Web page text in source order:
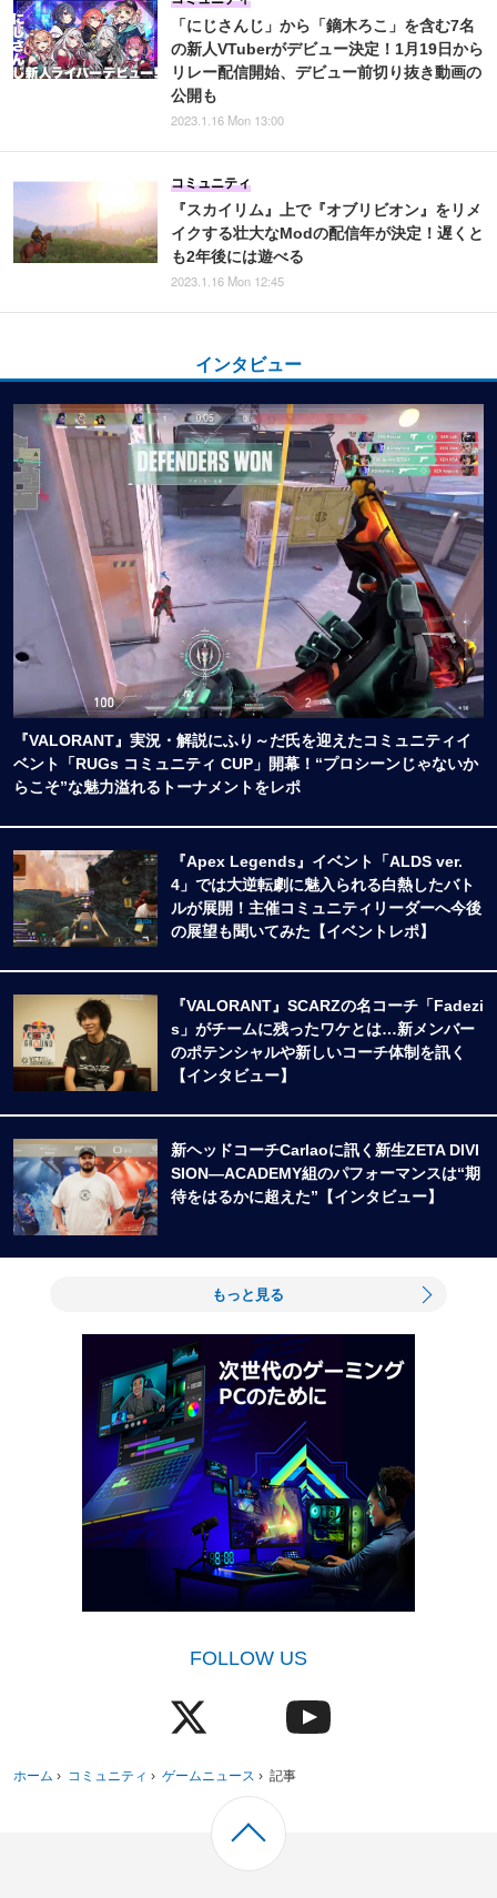
「にじさんじ」から「鏑木ろこ」を含む7名
の新人VTuberがデビュー決定！1月19日から
リレー配信開始、デビュー前切り抜き動画の
公開も
2023.1.16 Mon 13:00
『スカイリム』上で『オブリビオン』をリメ
イクする壮大なModの配信年が決定！遅くと
も2年後には遊べる
コミュニティ
2023.1.16 Mon 12:45
インタビュー
『VALORANT』実況・解説にふり～だ氏を迎えたコミュニティイ
ベント「RUGs コミュニティ CUP」開幕！“プロシーンじゃないか
らこそ”な魅力溢れるトーナメントをレポ
『Apex Legends』イベント「ALDS ver.
4」では大逆転劇に魅入られる白熱したバト
ルが展開！主催コミュニティリーダーへ今後
の展望も聞いてみた【イベントレポ】
『VALORANT』SCARZの名コーチ「Fadezi
s」がチームに残ったワケとは…新メンバー
のポテンシャルや新しいコーチ体制を訊く
【インタビュー】
新ヘッドコーチCarlaoに訊く新生ZETA DIVI
SION―ACADEMY組のパフォーマンスは“期
待をはるかに超えた”【インタビュー】
もっと見る
FOLLOW US
ホーム › コミュニティ › ゲームニュース › 記事